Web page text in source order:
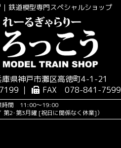
｜鉄道模型専門スペシャルショップ
県神戸市灘区高徳町4-1-21
｜
FAX 078-841-7599
時間 11:00～19:00
第2･第3月曜 [祝日に関係なく休業]）